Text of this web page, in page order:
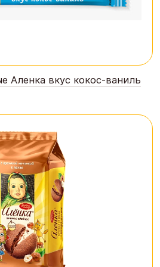
Аленка вкус кокос-ваниль